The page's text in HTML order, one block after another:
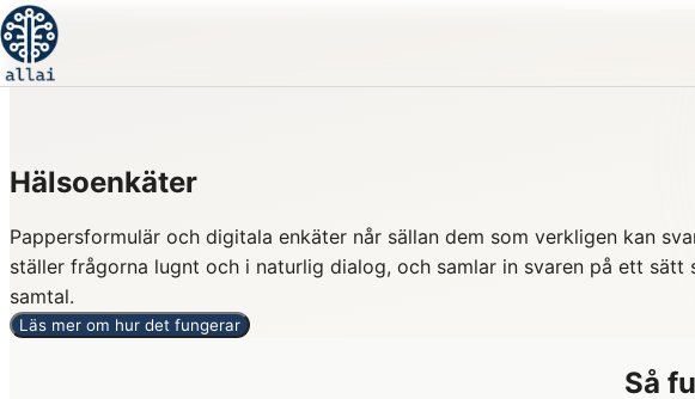
Hälso­enkäter
Pappersformulär och digitala enkäter når sällan dem som verkligen kan
ställer frågorna lugnt och i naturlig dialog, och samlar in svaren på ett sätt
samtal.
Läs mer om hur det fungerar
Så